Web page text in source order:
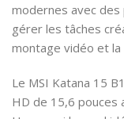
modernes avec
gérer les tâches
montage vidéo et la
Le MSI Katana 15
HD de 15,6 pouces